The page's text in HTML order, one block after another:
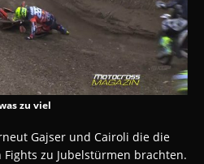
zu viel
Gajser und Cairoli die die
zu Jubelstürmen brachten.